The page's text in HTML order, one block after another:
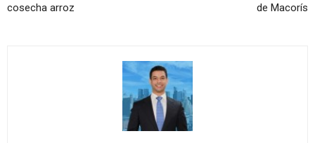
cosecha arroz
de Macorís